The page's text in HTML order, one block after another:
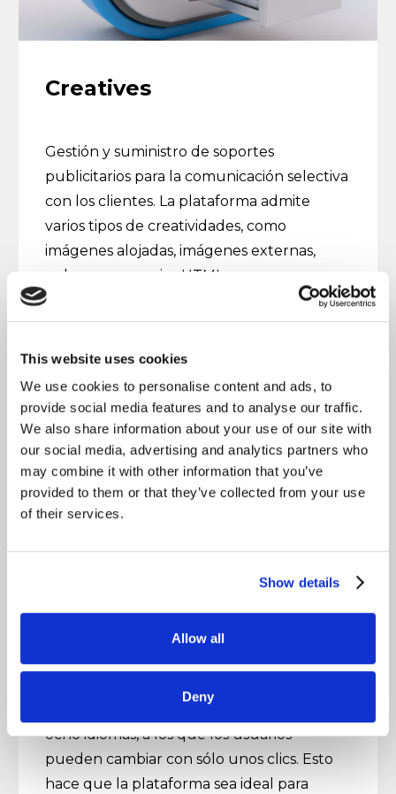
This website uses cookies
We use cookies to personalise content and ads, to
provide social media features and to analyse our traffic.
We also share information about your use of our site with
our social media, advertising and analytics partners who
may combine it with other information that you’ve
provided to them or that they’ve collected from your use
of their services.
Show details
Allow all
Deny
Creatives
Gestión y suministro de soportes
publicitarios para la comunicación selectiva
con los clientes. La plataforma admite
varios tipos de creatividades, como
imágenes alojadas, imágenes externas,
enlaces y anuncios HTML.
La interfaz de usuario está disponible en
ocho idiomas, a los que los usuarios
pueden cambiar con sólo unos clics. Esto
hace que la plataforma sea ideal para